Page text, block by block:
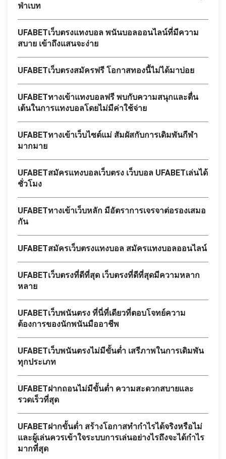
ฟ่าเบท
UFABETเว็บตรงแทงบอล พนันบอลออนไลน์ที่มีความ
สบาย เข้าถึงแสนจะง่าย
UFABETเว็บตรงสมัครฟรี โอกาสทองนี้ไม่ได้มาบ่อย
UFABETทางเข้าแทงบอลฟรี พบกับความสนุกและตื่น
เต้นในการแทงบอลโดยไม่มีค่าใช้จ่าย
UFABETทางเข้าเว็บไซต์แม่ สัมผัสกับการเดิมพันกีฬา
มากมาย
UFABETสมัครแทงบอลเว็บตรง เว็บบอล UFABETเล่นได้
ชั่วโมง
UFABETทางเข้าเว็บหลัก มีอัตราการเจรจาต่อรองเสมอ
กัน
UFABETสมัครเว็บตรงแทงบอล สมัครแทงบอลออนไลน์
UFABETเว็บตรงที่ดีที่สุด เว็บตรงที่ดีที่สุดมีความหลาก
หลาย
UFABETเว็บพนันตรง ที่นี่ที่เดียวที่ตอบโจทย์ความ
ต้องการของนักพนันมืออาชีพ
UFABETเว็บพนันตรงไม่มีขั้นต่ำ เสรีภาพในการเดิมพัน
ทุกประเภท
UFABETฝากถอนไม่มีขั้นต่ำ ความสะดวกสบายและ
รวดเร็วที่สุด
UFABETฝากขั้นต่ำ สร้างโอกาสทำกำไรได้จริงหรือไม่
และผู้เล่นควรเข้าใจระบบการเล่นอย่างไรถึงจะได้กำไร
มากที่สุด